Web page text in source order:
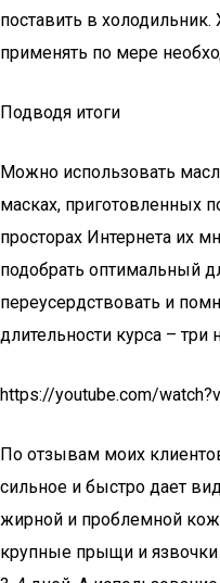
поставить в
применять по мере
Подводя итоги
Можно использовать
масках, приготовленных
просторах Интернета их
подобрать оптимальный
переусердствовать и
длительности курса – три
https://youtube.com/
По отзывам моих
сильное и быстро дает
жирной и проблемной
крупные прыщи и язвочки